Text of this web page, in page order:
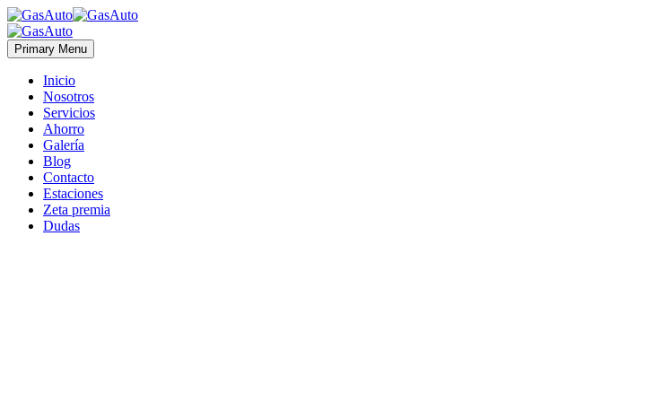
Primary Menu
Inicio
Nosotros
Servicios
Ahorro
Galería
Blog
Contacto
Estaciones
Zeta premia
Dudas